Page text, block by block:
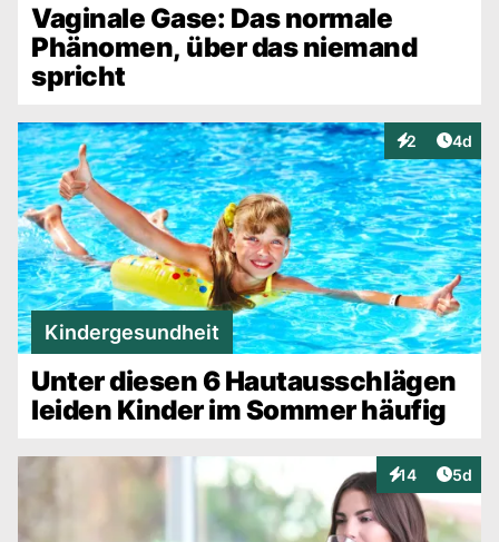
Vaginale Gase: Das normale
Phänomen, über das niemand
spricht
2
Interaktionen
4d
Kindergesundheit
Unter diesen 6 Hautausschlägen
leiden Kinder im Sommer häufig
14
Interaktionen
5d